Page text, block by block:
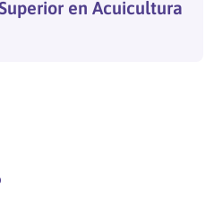
en Acuicultura